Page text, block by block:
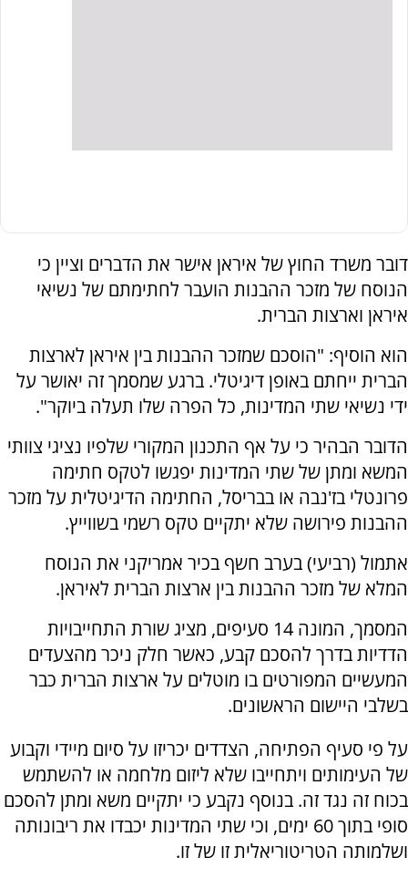
דובר משרד החוץ של איראן אישר את הדברים וציין כי
הנוסח של מזכר ההבנות הועבר לחתימתם של נשיאי
איראן וארצות הברית.
הוא הוסיף: "הוסכם שמזכר ההבנות בין איראן לארצות
הברית ייחתם באופן דיגיטלי. ברגע שמסמך זה יאושר על
ידי נשיאי שתי המדינות, כל הפרה שלו תעלה ביוקר".
הדובר הבהיר כי על אף התכנון המקורי שלפיו נציגי צוותי
המשא ומתן של שתי המדינות יפגשו לטקס חתימה
פרונטלי בז'נבה או בבריסל, החתימה הדיגיטלית על מזכר
ההבנות פירושה שלא יתקיים טקס רשמי בשווייץ.
אתמול (רביעי) בערב חשף בכיר אמריקני את הנוסח
המלא של מזכר ההבנות בין ארצות הברית לאיראן.
המסמך, המונה 14 סעיפים, מציג שורת התחייבויות
הדדיות בדרך להסכם קבע, כאשר חלק ניכר מהצעדים
המעשיים המפורטים בו מוטלים על ארצות הברית כבר
בשלבי היישום הראשונים.
על פי סעיף הפתיחה, הצדדים יכריזו על סיום מיידי וקבוע
של העימותים ויתחייבו שלא ליזום מלחמה או להשתמש
בכוח זה נגד זה. בנוסף נקבע כי יתקיים משא ומתן להסכם
סופי בתוך 60 ימים, וכי שתי המדינות יכבדו את ריבונותה
ושלמותה הטריטוריאלית זו של זו.